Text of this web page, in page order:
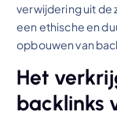
verwijdering uit de
een ethische en
opbouwen van
Het
backlinks